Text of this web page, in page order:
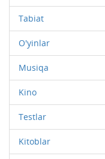
Tabiat
O'yinlar
Musiqa
Kino
Testlar
Kitoblar